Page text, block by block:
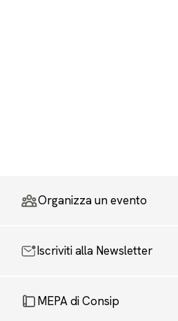
Organizza un evento
Iscriviti alla Newsletter
MEPA di Consip